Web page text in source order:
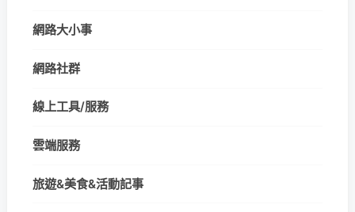
網路大小事
網路社群
線上工具/服務
雲端服務
旅遊&美食&活動記事